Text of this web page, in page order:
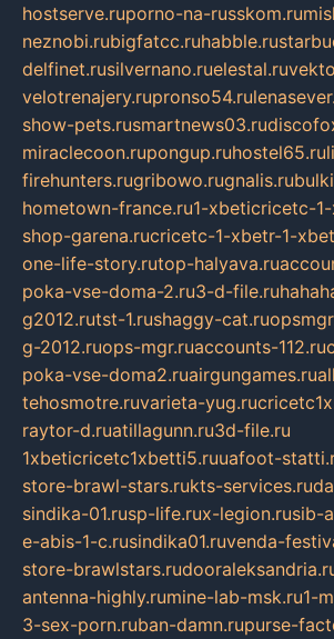
hostserve.ruporno-na-russkom.ru
neznobi.rubigfatcc.ruhabble.ru
delfinet.rusilvernano.ruelestal.ru
velotrenajery.rupronso54.ru
show-pets.rusmartnews03.ru
miraclecoon.rupongup.ruhostel65.ru
firehunters.rugribowo.rugnalis.ru
hometown-france.ru1-xbeticricetc-
shop-garena.rucricetc-1-xbetr-1-
one-life-story.rutop-halyava.ru
poka-vse-doma-2.ru3-d-file.ru
g2012.rutst-1.rushaggy-cat.ru
g-2012.ruops-mgr.ruaccounts-112.ru
poka-vse-doma2.ruairgungames.ru
tehosmotre.ruvarieta-yug.ru
raytor-d.ruatillagunn.ru3d-file.ru
1xbeticricetc1xbetti5.ruuafoot-
store-brawl-stars.rukts-services.ru
sindika-01.rusp-life.rux-legion.rusib-
e-abis-1-c.rusindika01.ruvenda-
store-brawlstars.ru
antenna-highly.rumine-lab-msk.ru1-
3-sex-porn.ruban-damn.rupurse-